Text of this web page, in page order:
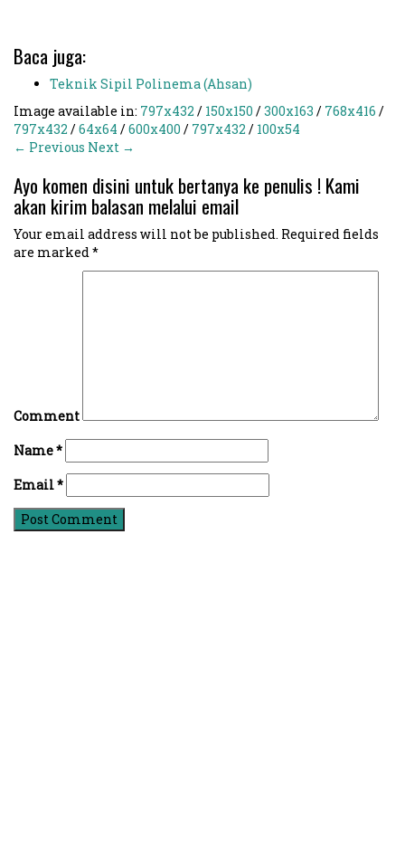
Baca juga:
Teknik Sipil Polinema (Ahsan)
Image available in: 797x432 / 150x150 /300x163 / 768x416 /
797x432 /64x64 /600x400 / 797x432 / 100x54
← Previous Next →
Ayo komen disini untuk bertanya ke penulis ! Kami
akan kirim balasan melalui email
Your email address will not be published. Required fields
are marked*
Comment
Name*
Email*